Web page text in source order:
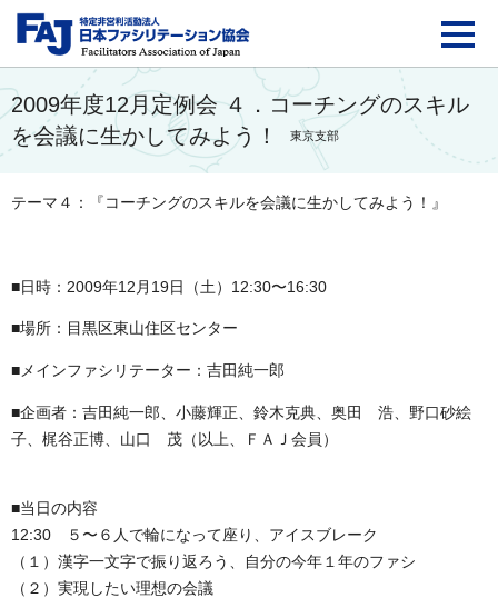
FAJ：特定非営利活動
2009年度12月定例会 ４．コーチングのスキル
を会議に生かしてみよう！
東京支部
テーマ４：『コーチングのスキルを会議に生かしてみよう！』
■日時：2009年12月19日（土）12:30〜16:30
■場所：目黒区東山住区センター
■メインファシリテーター：吉田純一郎
■企画者：吉田純一郎、小藤輝正、鈴木克典、奥田 浩、野口砂絵
子、梶谷正博、山口 茂（以上、ＦＡＪ会員）
■当日の内容
12:30 ５〜６人で輪になって座り、アイスブレーク
（１）漢字一文字で振り返ろう、自分の今年１年のファシ
（２）実現したい理想の会議